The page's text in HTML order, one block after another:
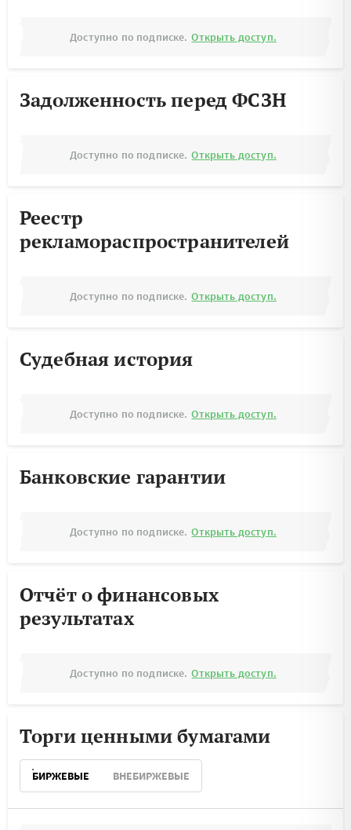
Доступно по подписке. Открыть доступ.
Задолженность перед ФСЗН
Доступно по подписке. Открыть доступ.
Реестр
рекламораспространителей
Доступно по подписке. Открыть доступ.
Судебная история
Доступно по подписке. Открыть доступ.
Банковские гарантии
Доступно по подписке. Открыть доступ.
Отчёт о финансовых
результатах
Доступно по подписке. Открыть доступ.
Торги ценными бумагами
БИРЖЕВЫЕ ВНЕБИРЖЕВЫЕ